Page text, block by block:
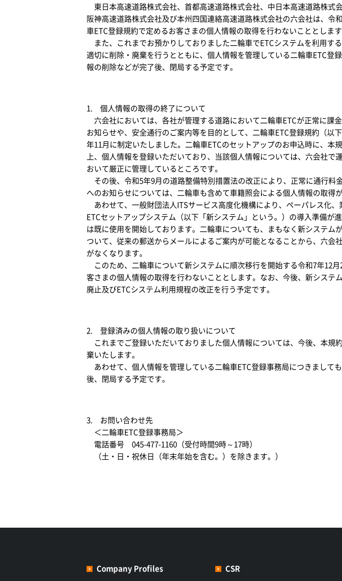
東日本高速道路株式会社、首都高速道路株式会社、中日本高速道路株式
阪神高速道路株式会社及び本州四国連絡高速道路株式会社の六会社は、令
車ETC登録規約で定めるお客さまの個人情報の取得を行わないこととします
また、これまでお預かりしておりました二輪車でETCシステムを利用す
適切に削除・廃棄を行うとともに、個人情報を管理している二輪車ETC登
報の削除などが完了後、閉局する予定です。
1. 個人情報の取得の終了について
六会社においては、各社が管理する道路において二輪車ETCが正常に課
お知らせや、安全通行のご案内等を目的として、二輪車ETC登録規約（以
年11月に制定いたしました。二輪車ETCのセットアップのお申込時に、本
上、個人情報を登録いただいており、当該個人情報については、六会社で
おいて厳正に管理しているところです。
その後、令和5年9月の道路整備特別措置法の改正により、正常に通行料
へのお知らせについては、二輪車も含めて車籍照会による個人情報の取得
あわせて、一般財団法人ITSサービス高度化機構により、ペーパレス化
ETCセットアップシステム（以下「新システム」という。）の導入準備が
は既に使用を開始しております。二輪車についても、まもなく新システム
ついて、従来の郵送からメールによるご案内が可能となることから、六会
がなくなります。
このため、二輪車について新システムに順次移行を開始する令和7年12
客さまの個人情報の取得を行わないこととします。なお、今後、新システ
廃止及びETCシステム利用規程の改正を行う予定です。
2. 登録済みの個人情報の取り扱いについて
これまでご登録いただいておりました個人情報については、今後、本規
棄いたします。
あわせて、個人情報を管理している二輪車ETC登録事務局につきまして
後、閉局する予定です。
3. お問い合わせ先
＜二輪車ETC登録事務局＞
電話番号 045-477-1160（受付時間9時～17時）
（土・日・祝休日（年末年始を含む。）を除きます。）
Company Profiles CSR